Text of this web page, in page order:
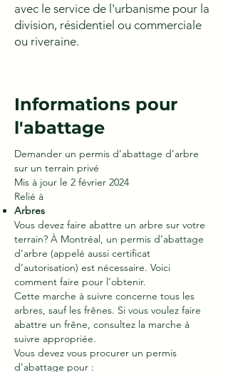
avec le service de l'urbanisme pour la
division, résidentiel ou commerciale
ou riveraine.
Informations pour
l'abattage
Demander un permis d’abattage d’arbre
sur un terrain privé
Mis à jour le 2 février 2024
Relié à
Arbres
Vous devez faire abattre un arbre sur votre
terrain? À Montréal, un permis d’abattage
d’arbre (appelé aussi certificat
d’autorisation) est nécessaire. Voici
comment faire pour l’obtenir.
Cette marche à suivre concerne tous les
arbres, sauf les frênes. Si vous voulez faire
abattre un frêne, consultez la marche à
suivre appropriée.
Vous devez vous procurer un permis
d’abattage pour :